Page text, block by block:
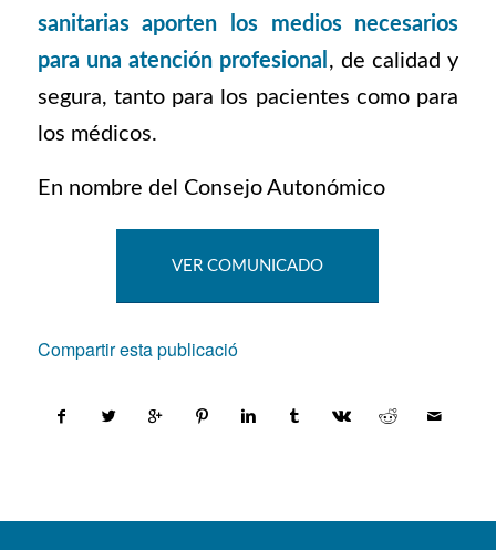
sanitarias aporten los medios necesarios
para una atención profesional , de calidad y
segura, tanto para los pacientes como para
los médicos.
En nombre del Consejo Autonómico
VER COMUNICADO
Compartir esta publicació